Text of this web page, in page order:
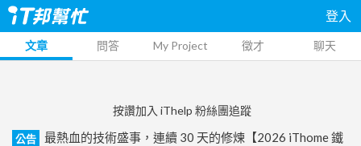
登入
文章 問答 My Project 徵才 聊天
按讚加入 iThelp 粉絲團追蹤
公告
最熱血的技術盛事，連續 30 天的修煉【2026 iThome 鐵